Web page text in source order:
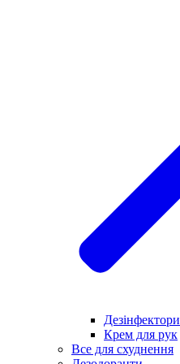
Дезінфектори
Крем для рук
Все для схуднення